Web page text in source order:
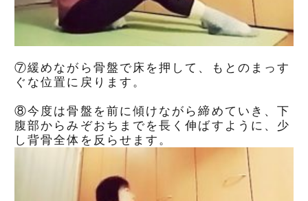
⑦緩めながら骨盤で床を押して、もとのまっす
ぐな位置に戻ります。
⑧今度は骨盤を前に傾けながら締めていき、下
腹部からみぞおちまでを長く伸ばすように、少
し背骨全体を反らせます。